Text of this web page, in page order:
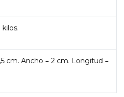
cm. Ancho = 2 cm. Longitud =